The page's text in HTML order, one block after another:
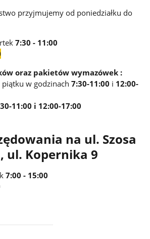
przyjmujemy od poniedziałku do
7:30 - 11:00
oraz pakietów wymazówek :
piątku w godzinach7:30-11:00 i 12:00-
11:00 i 12:00-17:00
na ul. Szosa
ul. Kopernika 9
7:00 - 15:00